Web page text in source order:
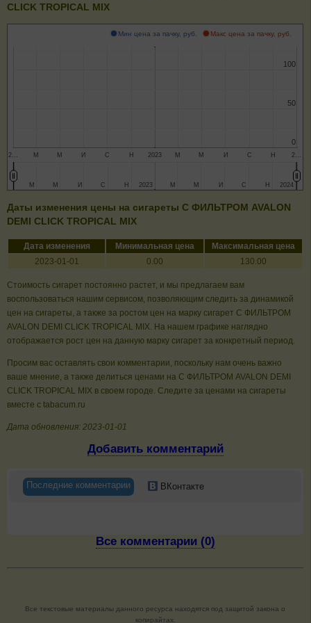
CLICK TROPICAL MIX
Мин цена за пачку, руб. Макс цена за пачку, руб.
2… 2023 2…
М М И С Н М М И С Н
0
0
50
50
100
100
2023
2023 2024
2024
М
М М
М ИИ С
С НН М
М М
М ИИ С
С НН
Даты изменения цены на сигареты C ФИЛЬТРОМ AVALON
DEMI CLICK TROPICAL MIX
Дата изменения Минимальная цена
Максимальная цена
2023-01-01
0.00 130.00
Стоимость сигарет постоянно растет, и мы предлагаем вам
воспользоваться нашим сервисом, позволяющим следить за динамикой
цен на сигареты, а также за ростом цен на марку сигарет C ФИЛЬТРОМ
AVALON DEMI CLICK TROPICAL MIX. На нашем графике наглядно
отображается рост цен на данную марку сигарет за конкретный период.
Просим вас оставлять свои комментарии, поскольку нам очень важно
ваше мнение, а также делиться ценами на C ФИЛЬТРОМ AVALON DEMI
CLICK TROPICAL MIX в своем городе. Следите за ценами на сигареты
вместе с tabacum.ru
Дата обновления: 2023-01-01
Добавить комментарий
Последние комментарии ВКонтакте
Все комментарии (0)
Все текстовые материалы данного ресурса находятся под защитой закона о
копирайтах.